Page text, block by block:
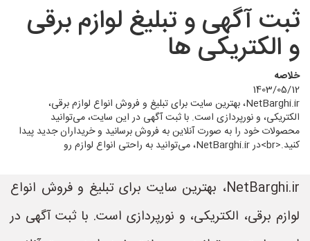
ثبت آگهی و تبلیغ لوازم برقی
و الکتریکی ها
خلاصه
1403/05/12
NetBarghi.ir، بهترین سایت برای تبلیغ و فروش انواع لوازم برقی،
الکتریکی، و نورپردازی است. با ثبت آگهی در این سایت، می‌توانید
محصولات خود را به صورت آنلاین به فروش برسانید و خریداران جدید پیدا
کنید.<br>در NetBarghi.ir، می‌توانید به راحتی انواع لوازم رو
NetBarghi.ir، بهترین سایت برای تبلیغ و فروش انواع
لوازم برقی، الکتریکی، و نورپردازی است. با ثبت آگهی در